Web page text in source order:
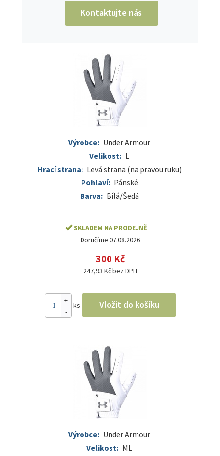
Kontaktujte nás
Výrobce: Under Armour
Velikost: L
Hrací strana: Levá strana (na pravou ruku)
Pohlaví: Pánské
Barva: Bílá/Šedá
SKLADEM NA PRODEJNĚ
Doručíme 07.08.2026
300 Kč
247,93 Kč bez DPH
-
+
ks Vložit do košíku
Výrobce: Under Armour
Velikost: ML